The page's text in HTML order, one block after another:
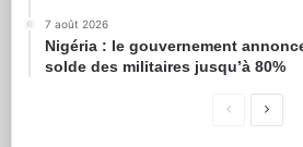
7 août 2026
Nigéria : le gouvernement
solde des militaires jusqu’à 80%